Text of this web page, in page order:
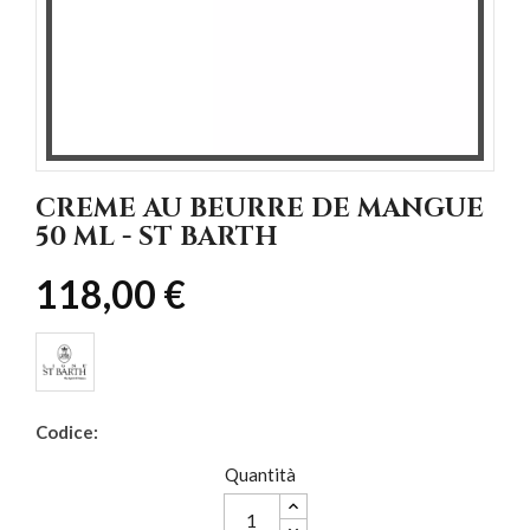
CREME AU BEURRE DE MANGUE
50 ML - ST BARTH
118,00 €
Codice:
Quantità